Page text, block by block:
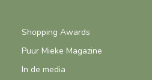
Shopping Awards
Puur Mieke Magazine
In de media